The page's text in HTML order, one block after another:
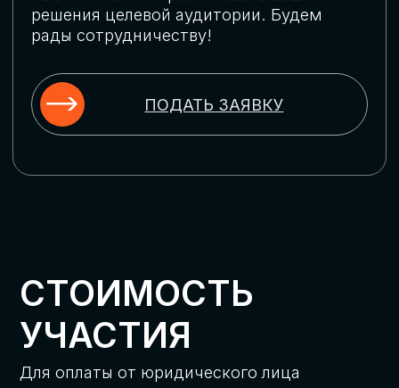
ЗАЯВКУ
Оставьте заявку, наши менеджеры
свяжутся с вами